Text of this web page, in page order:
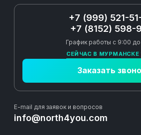
+7 (999) 521-
+7 (8152) 598-
Заказать
График работы с 9:00 до
СЕЙЧАС В МУРМАНСКЕ
E-mail для заявок и вопросов
info@north4you.com